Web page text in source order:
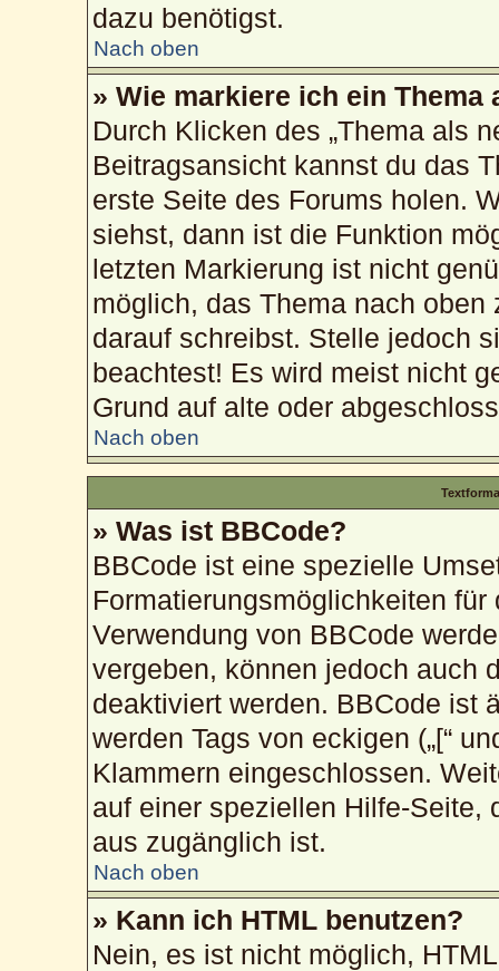
dazu benötigst.
Nach oben
» Wie markiere ich ein Thema
Durch Klicken des „Thema als
Beitragsansicht kannst du das
erste Seite des Forums holen.
siehst, dann ist die Funktion
letzten Markierung ist nicht
möglich, das Thema nach
darauf schreibst. Stelle jedoch
beachtest! Es wird meist nicht
Grund auf alte oder
Nach oben
» Was ist BBCode?
BBCode ist eine spezielle
Formatierungsmöglichkeiten
Verwendung von BBCode
vergeben, können jedoch auch
deaktiviert werden. BBCode ist
werden Tags von eckigen („[“
Klammern eingeschlossen.
auf einer speziellen Hilfe-Seite,
aus zugänglich ist.
Nach oben
» Kann ich HTML benutzen?
Nein, es ist nicht möglich,